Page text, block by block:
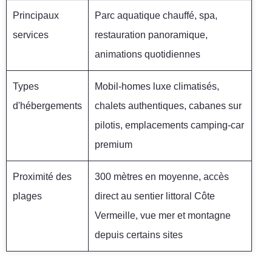
Principaux
services
Parc aquatique chauffé, spa,
restauration panoramique,
animations quotidiennes
Types
d'hébergements
Mobil-homes luxe climatisés,
chalets authentiques, cabanes sur
pilotis, emplacements camping-car
premium
Proximité des
plages
300 mètres en moyenne, accès
direct au sentier littoral Côte
Vermeille, vue mer et montagne
depuis certains sites